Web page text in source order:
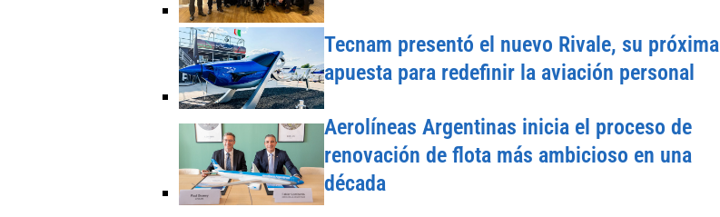
Tecnam presentó el nuevo Rivale, su próxima
apuesta para redefinir la aviación personal
Aerolíneas Argentinas inicia el proceso de
renovación de flota más ambicioso en una
década